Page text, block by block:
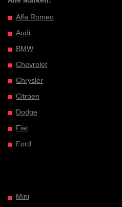
Alfa Romeo
Audi
BMW
Chevrolet
Chrysler
Citroen
Dodge
Fiat
Ford
Mini